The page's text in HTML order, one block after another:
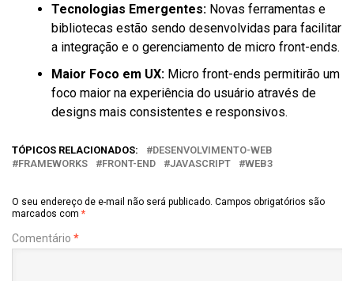
Tecnologias Emergentes: Novas ferramentas e
bibliotecas estão sendo desenvolvidas para facilitar
a integração e o gerenciamento de micro front-ends.
Maior Foco em UX: Micro front-ends permitirão um
foco maior na experiência do usuário através de
designs mais consistentes e responsivos.
TÓPICOS RELACIONADOS:
DESENVOLVIMENTO-WEB
FRAMEWORKS
FRONT-END JAVASCRIPT WEB3
O seu endereço de e-mail não será publicado. Campos obrigatórios são
marcados com *
Comentário *